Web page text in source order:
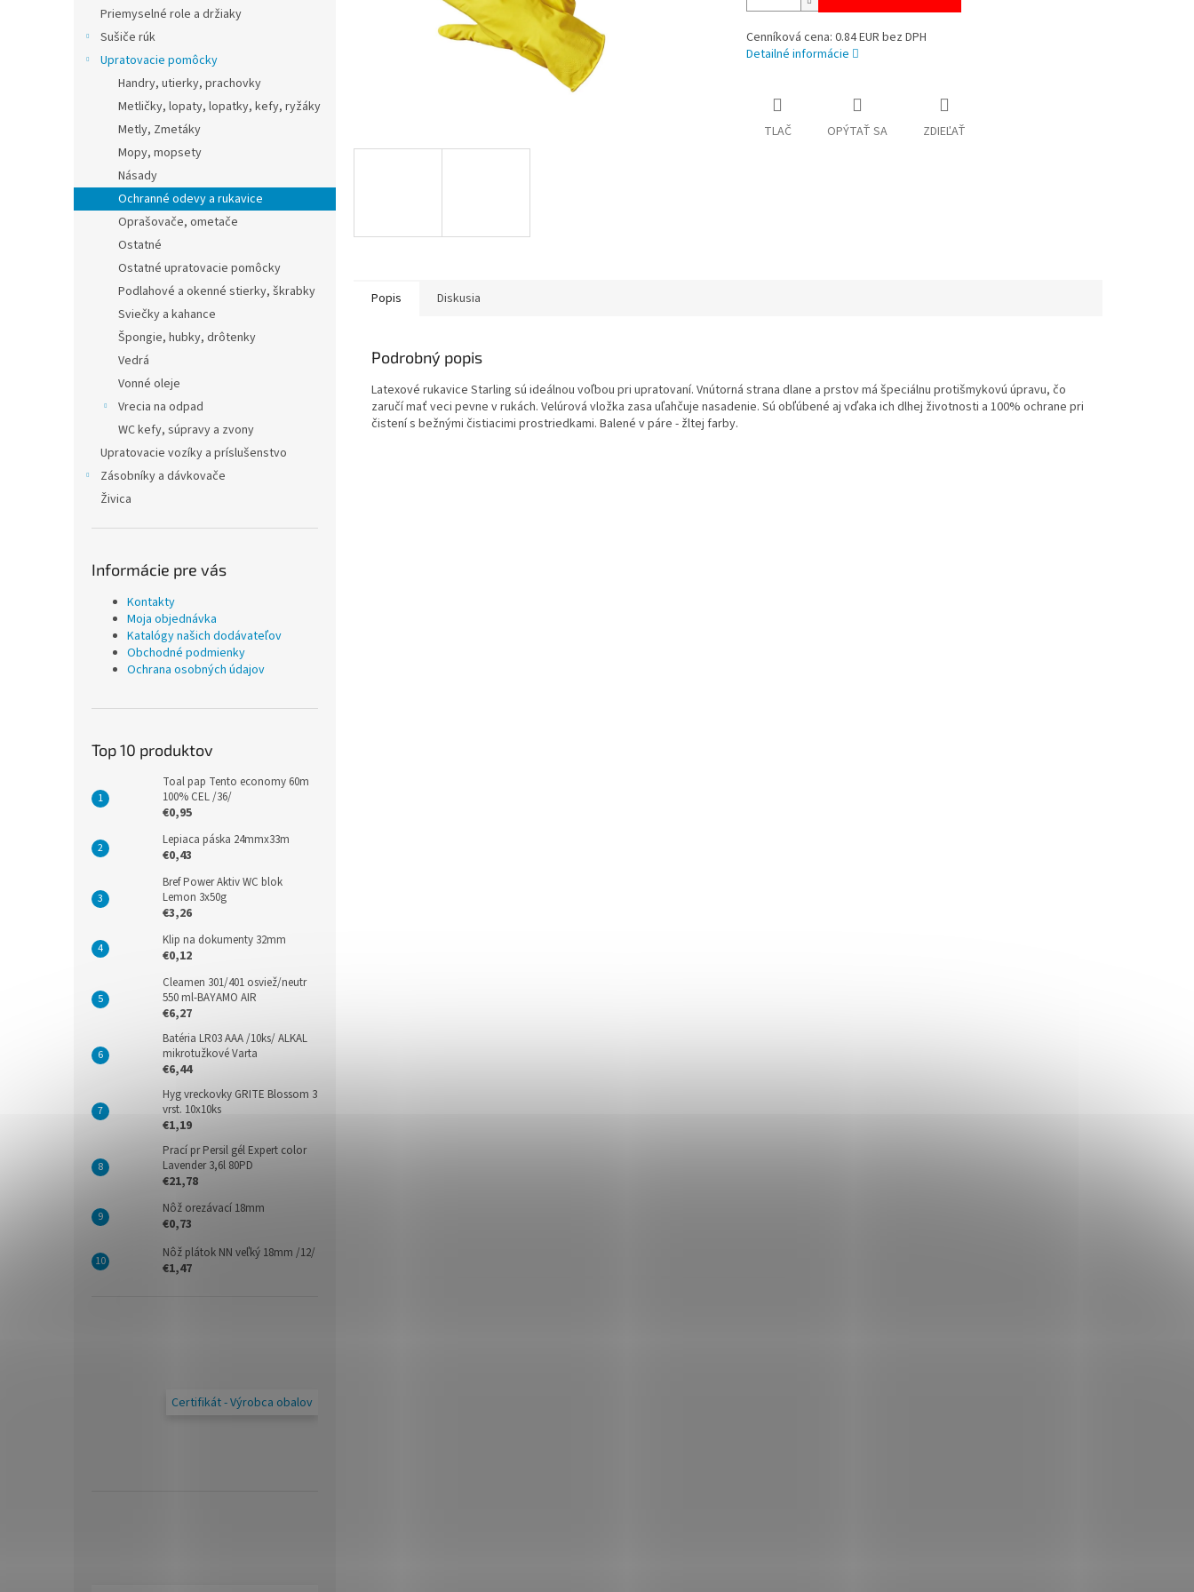
Priemyselné role a držiaky
Sušiče rúk
Upratovacie pomôcky
Handry, utierky, prachovky
Metličky, lopaty, lopatky, kefy, ryžáky
Metly, Zmetáky
Mopy, mopsety
Násady
Ochranné odevy a rukavice
Oprašovače, ometače
Ostatné
Ostatné upratovacie pomôcky
Podlahové a okenné stierky, škrabky
Sviečky a kahance
Špongie, hubky, drôtenky
Vedrá
Vonné oleje
Vrecia na odpad
WC kefy, súpravy a zvony
Upratovacie vozíky a príslušenstvo
Zásobníky a dávkovače
Živica
Informácie pre vás
Kontakty
Moja objednávka
Katalógy našich dodávateľov
Obchodné podmienky
Ochrana osobných údajov
Top 10 produktov
Toal pap Tento economy 60m
100% CEL /36/
€0,95
Lepiaca páska 24mmx33m
€0,43
Bref Power Aktiv WC blok
Lemon 3x50g
€3,26
Klip na dokumenty 32mm
€0,12
Cleamen 301/401 osviež/neutr
550 ml-BAYAMO AIR
€6,27
Batéria LR03 AAA /10ks/ ALKAL
mikrotužkové Varta
€6,44
Hyg vreckovky GRITE Blossom 3
vrst. 10x10ks
€1,19
Prací pr Persil gél Expert color
Lavender 3,6l 80PD
€21,78
Nôž orezávací 18mm
€0,73
Nôž plátok NN veľký 18mm /12/
€1,47
Certifikát - Výrobca obalov
Cenníková cena: 0.84 EUR bez DPH
Detailné informácie
TLAČ OPÝTAŤ SA ZDIEĽAŤ
Popis Diskusia
Podrobný popis
Latexové rukavice Starling sú ideálnou voľbou pri upratovaní. Vnútorná strana dlane a prstov má špeciálnu protišmykovú úpravu, čo
zaručí mať veci pevne v rukách. Velúrová vložka zasa uľahčuje nasadenie. Sú obľúbené aj vďaka ich dlhej životnosti a 100% ochrane pri
čistení s bežnými čistiacimi prostriedkami. Balené v páre - žltej farby.